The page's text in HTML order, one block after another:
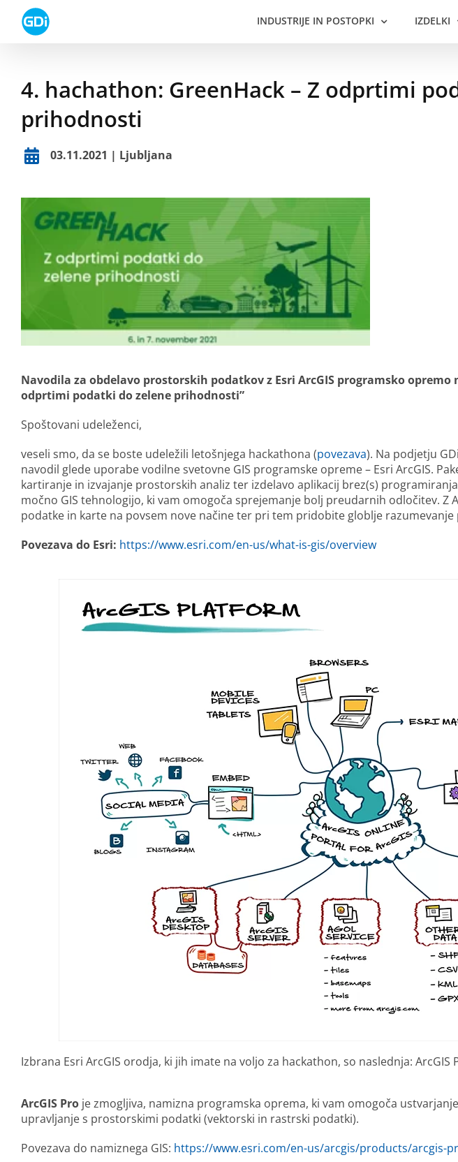
content
INDUSTRIJE IN POSTOPKI IZDELKI
4. hachathon: GreenHack – Z odprtimi
prihodnosti
03.11.2021 | Ljubljana
Navodila za obdelavo prostorskih podatkov z Esri ArcGIS programsko
odprtimi podatki do zelene prihodnosti”
Spoštovani udeleženci,
veseli smo, da se boste udeležili letošnjega hackathona (povezava). Na podjetju
navodil glede uporabe vodilne svetovne GIS programske opreme – Esri ArcGIS.
kartiranje in izvajanje prostorskih analiz ter izdelavo aplikacij brez(s)
močno GIS tehnologijo, ki vam omogoča sprejemanje bolj preudarnih odločitev. Z
podatke in karte na povsem nove načine ter pri tem pridobite globlje
Povezava do Esri: https://www.esri.com/en-us/what-is-gis/overview
Izbrana Esri ArcGIS orodja, ki jih imate na voljo za hackathon, so naslednja: ArcGIS
ArcGIS Pro je zmogljiva, namizna programska oprema, ki vam omogoča
upravljanje s prostorskimi podatki (vektorski in rastrski podatki).
Povezava do namiznega GIS: https://www.esri.com/en-us/arcgis/products/arcgis-